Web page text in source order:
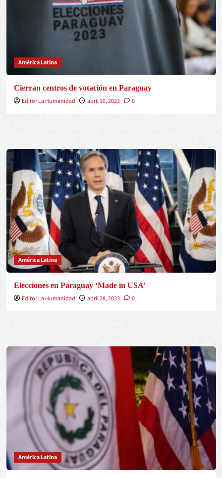
América Latina
Cierran centros de votación en Paraguay
Editor La Humanidad
abril 30, 2023 0
América Latina
Elecciones en Paraguay ‘Made in USA’
Editor La Humanidad
abril 28, 2023 0
América Latina